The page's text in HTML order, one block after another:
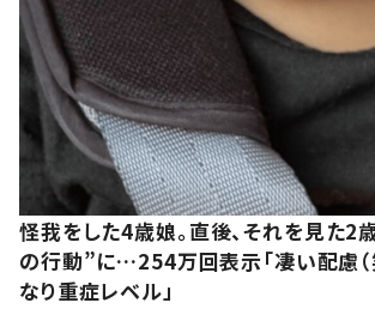
怪我をした4歳娘。直後、それを見た2
の行動”に…254万回表示「凄い配慮（
なり重症レベル」